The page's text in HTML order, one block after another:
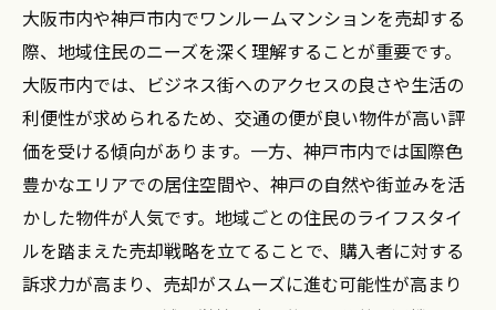
購入者の購買意欲を刺激する方法
実例を交えたワンルーム売却の成功への道
実例分析で見える成功のカギ
成功事例と失敗事例の比較
具体的なプロセスとその効果
実際にあった売却の工夫と結果
顧客満足度を高めた成功事例
学ぶべき成功者の売却戦略
大阪市内や神戸市内でワンルームマンションを売却する
際、地域住民のニーズを深く理解することが重要です。
大阪市内では、ビジネス街へのアクセスの良さや生活の
利便性が求められるため、交通の便が良い物件が高い評
価を受ける傾向があります。一方、神戸市内では国際色
豊かなエリアでの居住空間や、神戸の自然や街並みを活
かした物件が人気です。地域ごとの住民のライフスタイ
ルを踏まえた売却戦略を立てることで、購入者に対する
訴求力が高まり、売却がスムーズに進む可能性が高まり